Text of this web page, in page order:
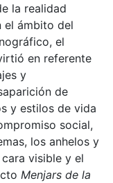
la realidad
el ámbito del
el
en referente
y
de
y estilos de vida
social,
los anhelos y
visible y el
Menjars de la